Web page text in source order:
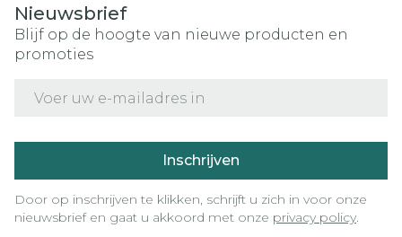
Nieuwsbrief
Blijf op de hoogte van nieuwe producten en
promoties
Inschrijven
Door op inschrijven te klikken, schrijft u zich in voor onze
nieuwsbrief en gaat u akkoord met onze privacy policy.